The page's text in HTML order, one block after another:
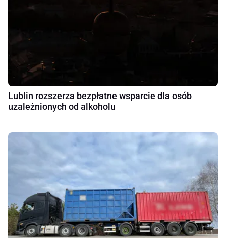
Lublin rozszerza bezpłatne wsparcie dla osób
uzależnionych od alkoholu